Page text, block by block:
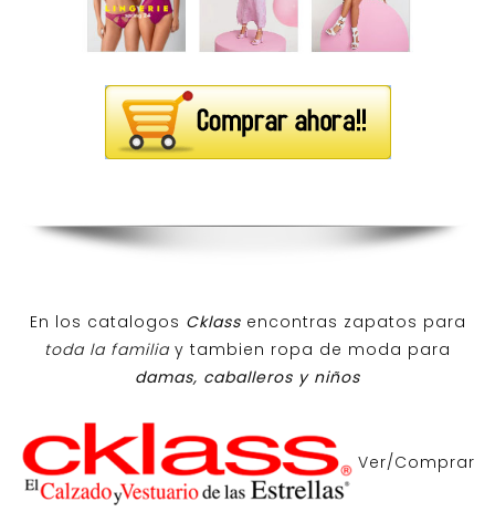
En los catalogos Cklass encontras zapatos para
toda la familiay tambien ropa de moda para
damas, caballeros y niños
Ver/Comprar